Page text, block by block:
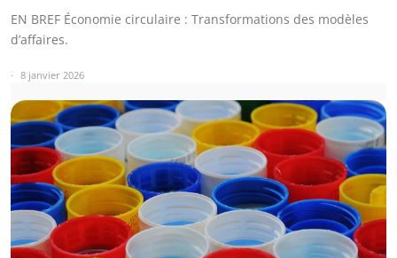
EN BREF Économie circulaire : Transformations des modèles
d’affaires.
8 janvier 2026